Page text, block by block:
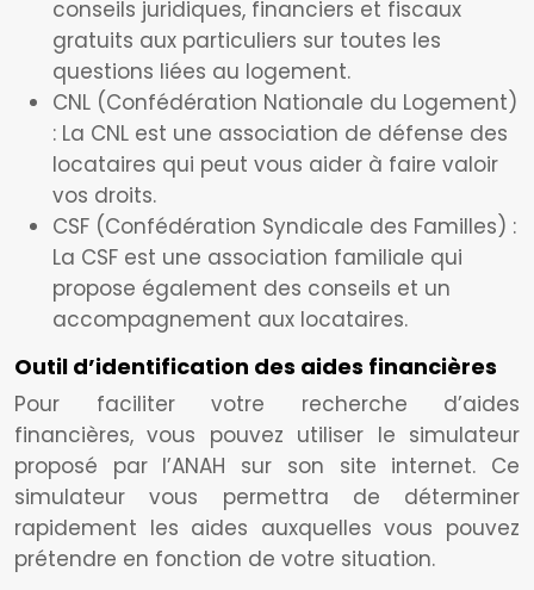
conseils juridiques, financiers et fiscaux
gratuits aux particuliers sur toutes les
questions liées au logement.
CNL (Confédération Nationale du Logement)
: La CNL est une association de défense des
locataires qui peut vous aider à faire valoir
vos droits.
CSF (Confédération Syndicale des Familles) :
La CSF est une association familiale qui
propose également des conseils et un
accompagnement aux locataires.
Outil d’identification des aides financières
Pour faciliter votre recherche d’aides
financières, vous pouvez utiliser le simulateur
proposé par l’ANAH sur son site internet. Ce
simulateur vous permettra de déterminer
rapidement les aides auxquelles vous pouvez
prétendre en fonction de votre situation.